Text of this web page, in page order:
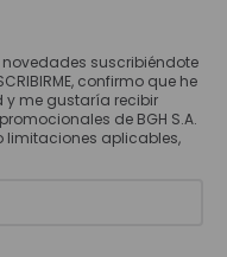
novedades suscribiéndote
confirmo que he
y me gustaría recibir
de BGH S.A.
limitaciones aplicables,